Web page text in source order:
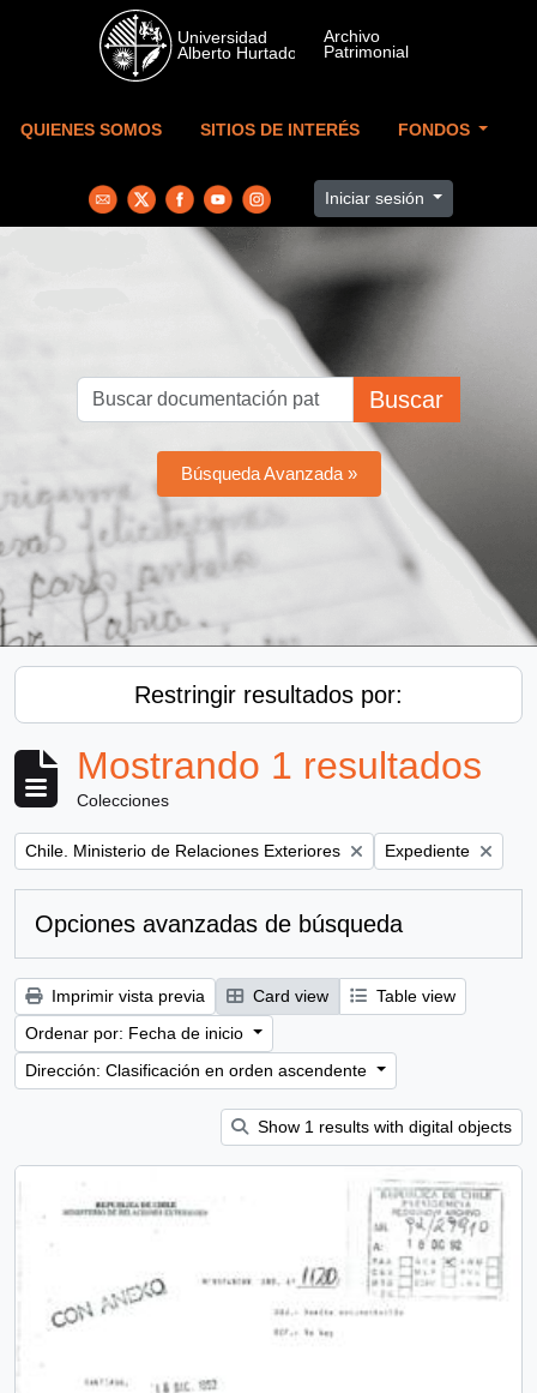
Skip to main content
QUIENES SOMOS SITIOS DE INTERÉS FONDOS
Iniciar sesión
Buscar
Búsqueda Avanzada »
Restringir resultados por:
Mostrando 1 resultados
Colecciones
Remove filter:
Chile. Ministerio de Relaciones Exteriores Remove filter:
Expediente
Opciones avanzadas de búsqueda
Imprimir vista previa Card view
Table view
Ordenar por: Fecha de inicio
Dirección: Clasificación en orden ascendente
Show 1 results with digital objects